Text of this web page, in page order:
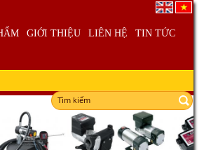
GIỚI THIỆU LIÊN HỆ TIN TỨC